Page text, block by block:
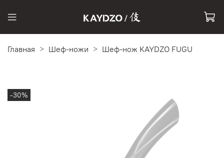
Главная Шеф-ножи Шеф-нож KAYDZO FUGU
-30%